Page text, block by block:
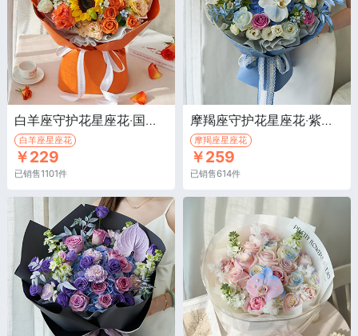
白羊座守护花星座花·国王日橙色玫瑰7枝，白色紫罗兰4枝
白羊座星座花
￥229
已销售1101件
摩羯座守护花星座花·紫色玫瑰6枝，蓝色绣球1枝
摩羯座星座花
￥259
已销售614件